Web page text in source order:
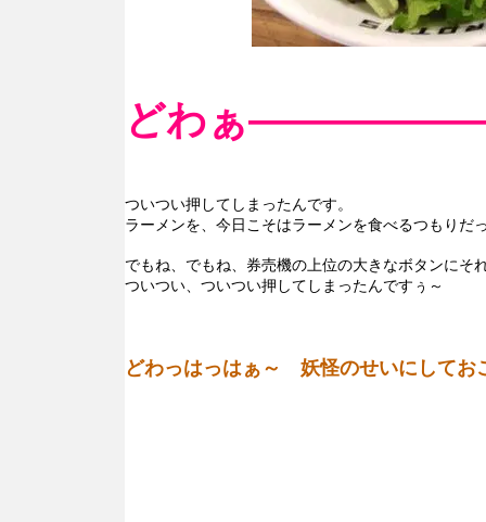
どわぁ
ついつい押してしまったんです。
ラーメンを、今日こそはラーメンを食べるつもりだ
でもね、でもね、券売機の上位の大きなボタンにそ
ついつい、ついつい押してしまったんですぅ～
どわっはっはぁ～ 妖怪のせいにしてお